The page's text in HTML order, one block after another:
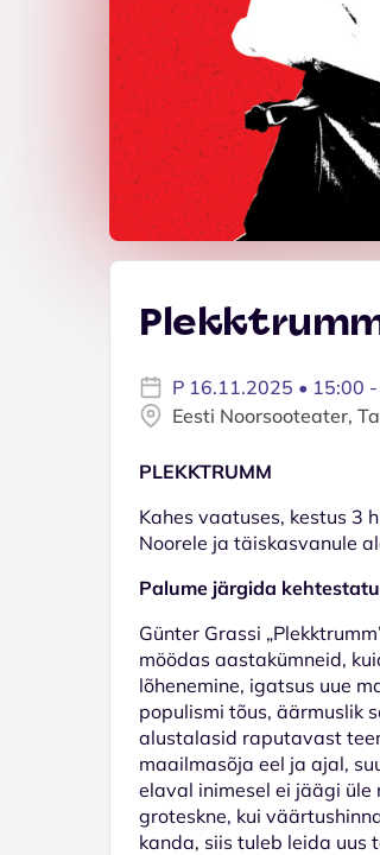
P 16.11.2025 • 15:00
Eesti Noorsooteater,
PLEKKTRUMM
Kahes vaatuses, kestus 3
Noorele ja täiskasvanule
Palume järgida
Günter Grassi
möödas aastakümneid,
lõhenemine, igatsus uue
populismi tõus, äärmuslik
alustalasid raputavast
maailmasõja eel ja ajal,
elaval inimesel ei jäägi üle
groteskne, kui
kanda, siis tuleb leida uus